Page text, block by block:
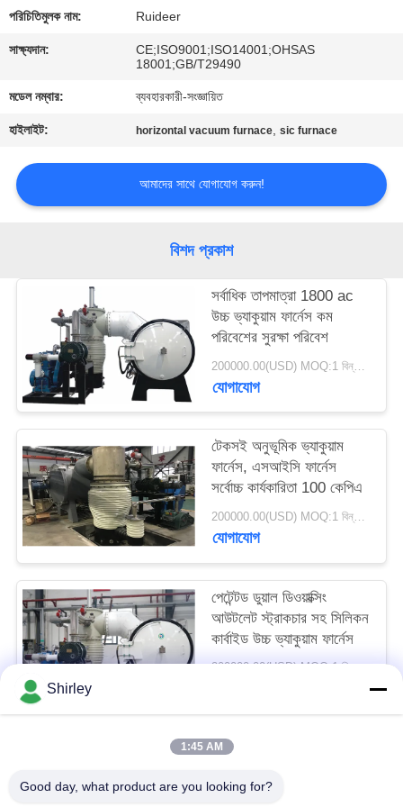
নিয়ন্ত্রণ
সাথে
যোগাযোগ
একটি
করুন
ম্যাপ
গোপনীয়তা
নীতি
পরিচিতিমুলক নাম: Ruideer
সাক্ষ্যদান:
CE;ISO9001;ISO14001;OHSAS
18001;GB/T29490
মডেল নম্বার: ব্যবহারকারী-সংজ্ঞায়িত
হাইলাইট: horizontal vacuum furnace,sic furnace
আমাদের সাথে যোগাযোগ করুন!
বিশদ প্রকাশ
সর্বাধিক তাপমাত্রা 1800 ac
উচ্চ ভ্যাকুয়াম ফার্নেস কম
পরিবেশের সুরক্ষা পরিবেশ
200000.00(USD) MOQ:1 বিন্যাস করুন
যোগাযোগ
টেকসই অনুভূমিক ভ্যাকুয়াম
ফার্নেস, এসআইসি ফার্নেস
সর্বোচ্চ কার্যকারিতা 100 কেপিএ
200000.00(USD) MOQ:1 বিন্যাস করুন
যোগাযোগ
পেটেন্টড ডুয়াল ডিওয়াক্সিং
আউটলেট স্ট্রাকচার সহ সিলিকন
কার্বাইড উচ্চ ভ্যাকুয়াম ফার্নেস
200000.00(USD) MOQ:1 বিন্যাস করুন
Shirley
1:45 AM
Good day, what product are you looking for?